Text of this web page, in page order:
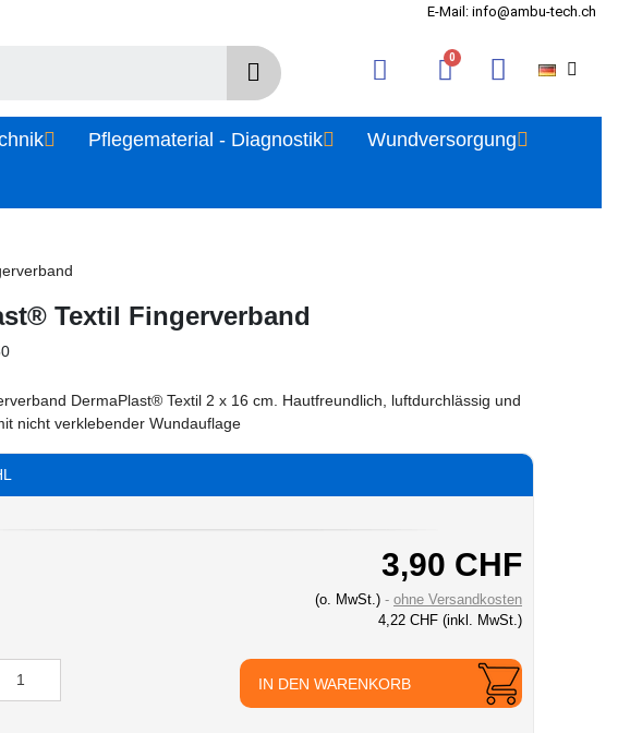
E-Mail: info@ambu-tech.ch
Pflegematerial - Diagnostik
Wundversorgung
Textil Fingerverband
DermaPlast® Textil 2 x 16 cm. Hautfreundlich, luftdurchlässig und
nicht verklebender Wundauflage
3,90 CHF
(o. MwSt.)
ohne Versandkosten
4,22 CHF (inkl. MwSt.)
IN DEN WARENKORB